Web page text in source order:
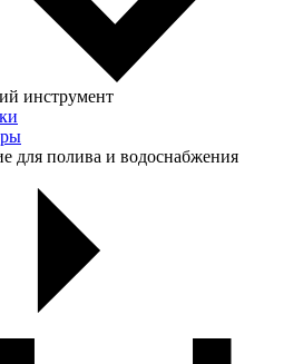
инструмент
для полива и водоснабжения